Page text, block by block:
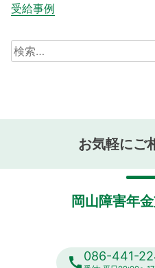
受給事例
検
索:
お気軽にご
岡山障害年
call086-441-